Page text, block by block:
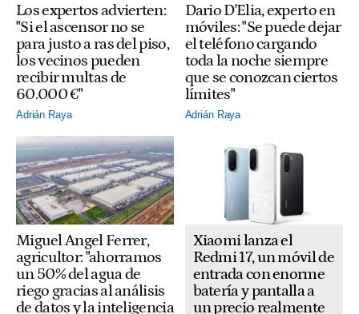
Los expertos advierten:
"Si el ascensor no se
para justo a ras del piso,
los vecinos pueden
recibir multas de
60.000 €"
Adrián Raya
Dario D'Elia, experto en
móviles: "Se puede dejar
el teléfono cargando
toda la noche siempre
que se conozcan ciertos
límites"
Adrián Raya
Miguel Angel Ferrer,
agricultor: "ahorramos
un 50% del agua de
riego gracias al análisis
de datos y la inteligencia
Xiaomi lanza el
Redmi 17, un móvil de
entrada con enorme
batería y pantalla a
un precio realmente